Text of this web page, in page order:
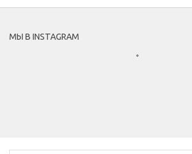
МЫ В INSTAGRAM